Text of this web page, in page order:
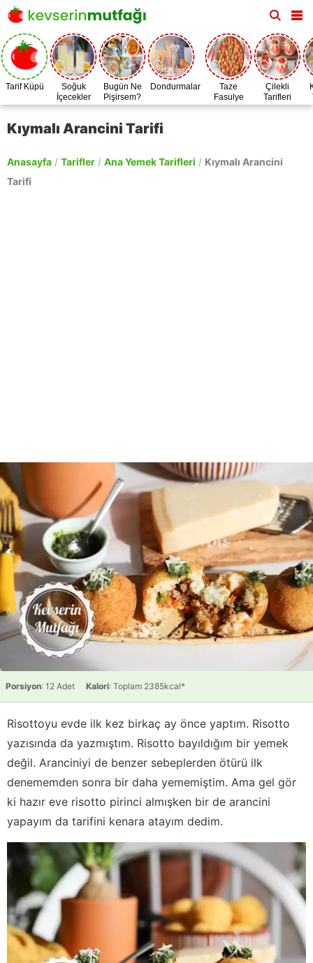
Tarif Küpü
Soğuk
İçecekler
Bugün Ne
Pişirsem?
Dondurmalar
Taze
Fasulye
Zamanı
Çilekli
Tarifleri
Kıymalı Arancini Tarifi
Anasayfa / Tarifler / Ana Yemek Tarifleri / Kıymalı Arancini
Tarifi
Porsiyon: 12 Adet Kalori: Toplam 2385kcal*
Risottoyu evde ilk kez birkaç ay önce yaptım. Risotto
yazısında da yazmıştım. Risotto bayıldığım bir yemek
değil. Aranciniyi de benzer sebeplerden ötürü ilk
denememden sonra bir daha yememiştim. Ama gel gör
ki hazır eve risotto pirinci almışken bir de arancini
yapayım da tarifini kenara atayım dedim.